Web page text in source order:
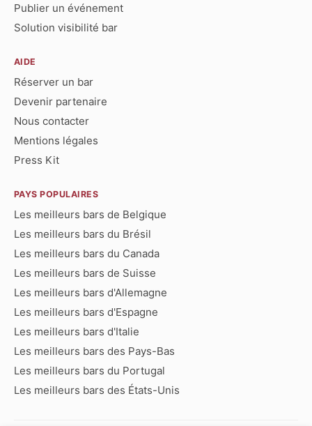
Publier un événement
Solution visibilité bar
AIDE
Réserver un bar
Devenir partenaire
Nous contacter
Mentions légales
Press Kit
PAYS POPULAIRES
Les meilleurs bars de Belgique
Les meilleurs bars du Brésil
Les meilleurs bars du Canada
Les meilleurs bars de Suisse
Les meilleurs bars d'Allemagne
Les meilleurs bars d'Espagne
Les meilleurs bars d'Italie
Les meilleurs bars des Pays-Bas
Les meilleurs bars du Portugal
Les meilleurs bars des États-Unis